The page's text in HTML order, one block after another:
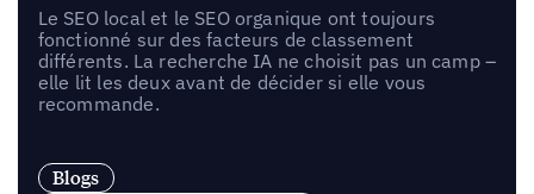
Le SEO local et le SEO organique ont toujours
fonctionné sur des facteurs de classement
différents. La recherche IA ne choisit pas un camp –
elle lit les deux avant de décider si elle vous
recommande.
Blogs